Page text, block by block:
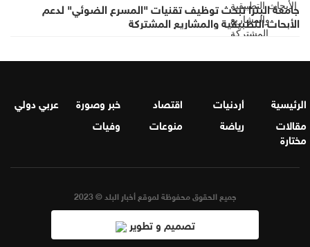
جامعة البترا تبحث توظيف تقنيات "المسرع الضوئي" لدعم
الأبحاث التطبيقية والمشاريع المشتركة
الرئيسية أردنيات اقتصاد خبر وصورة
عربي دولي
مقالات
مختارة
رياضة منوعات وفيات
جميع الحقوق محفوظة لموقع أخبار البلد © 2023
تصميم و تطوير